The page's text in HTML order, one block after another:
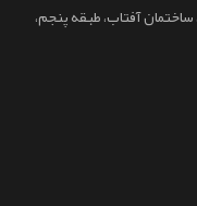
آفتاب، طبقه پنجم،